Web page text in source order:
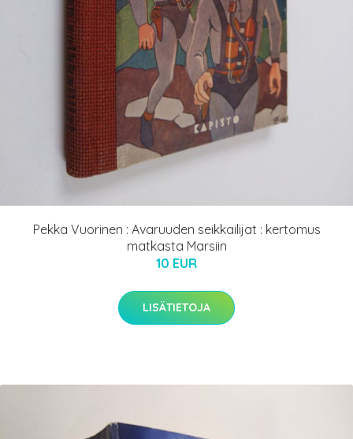
Pekka Vuorinen : Avaruuden seikkailijat : kertomus
matkasta Marsiin
10 EUR
LISÄTIETOJA